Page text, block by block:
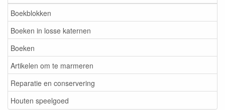
Boekblokken
Boeken in losse katernen
Boeken
Artikelen om te marmeren
Reparatie en conservering
Houten speelgoed